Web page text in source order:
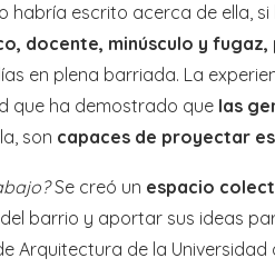
habría escrito acerca de ella,
docente, minúsculo y fugaz,
en plena barriada. La
que ha demostrado que las
son capaces de proyectar
Se creó un espacio
barrio y aportar sus ideas
Arquitectura de la